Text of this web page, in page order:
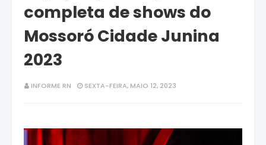
completa de shows do
Mossoró Cidade Junina
2023
INFORME RN SEXTA-FEIRA, MAIO 12, 2023